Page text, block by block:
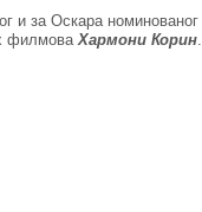
и за Оскара номинованог
филмоваХармони Корин.